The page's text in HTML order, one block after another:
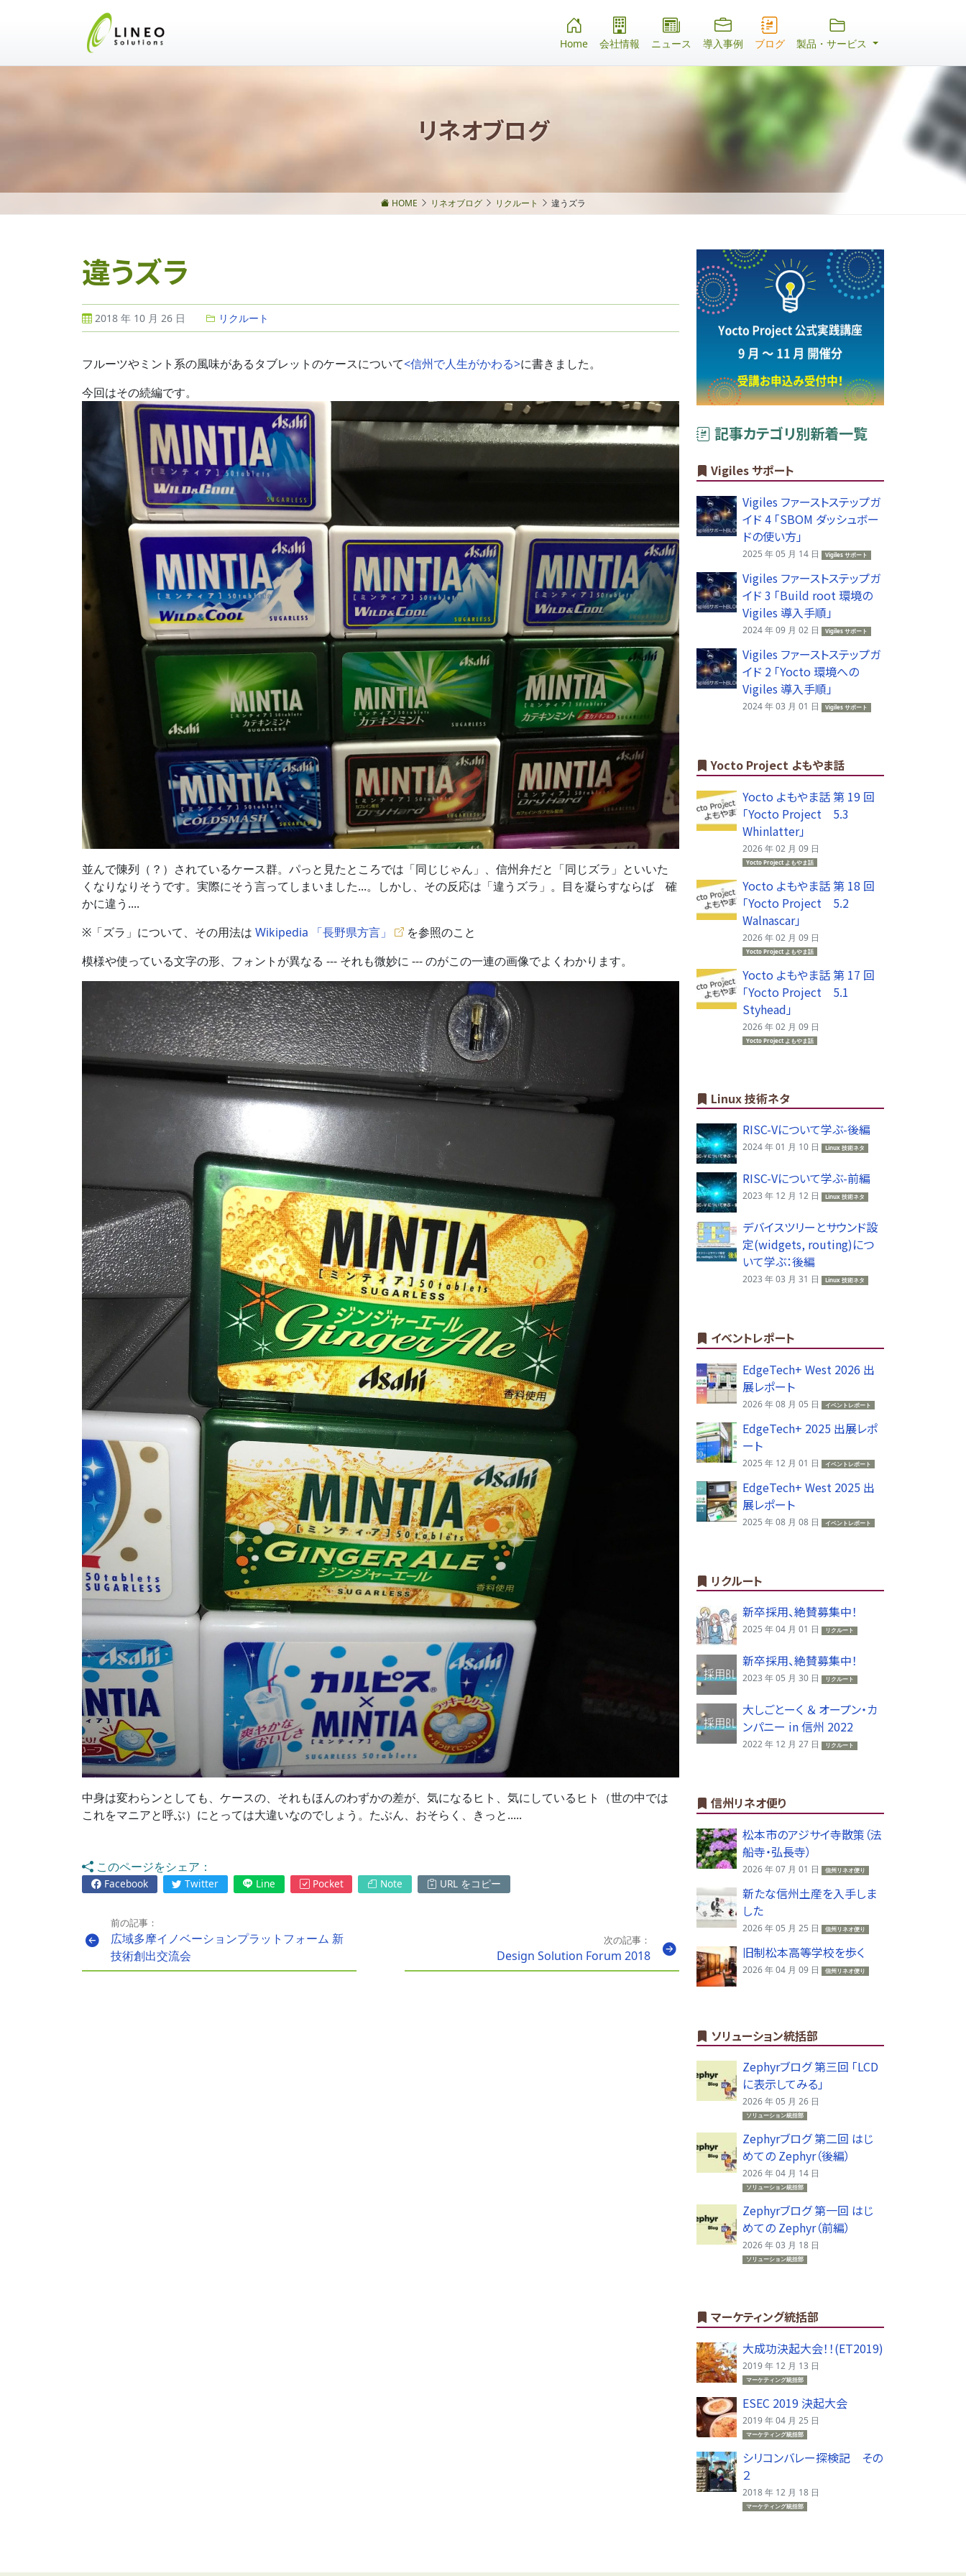
Home 会社情報 ニュース 導入事例 ブログ 製品・サービス
リネオブログ
HOME リネオブログ リクルート 違うズラ
違うズラ
2018 年 10 月 26 日 リクルート
フルーツやミント系の風味があるタブレットのケースについて<信州で人生がかわる>に書きました。
今回はその続編です。
並んで陳列（？）されているケース群。パっと見たところでは「同じじゃん」、信州弁だと「同じズラ」といいた
くなりなりそうです。実際にそう言ってしまいました...。しかし、その反応は「違うズラ」。目を凝らすならば 確
かに違う....
※「ズラ」について、その用法は Wikipedia 「長野県方言」
を参照のこと
模様や使っている文字の形、フォントが異なる --- それも微妙に --- のがこの一連の画像でよくわかります。
中身は変わらンとしても、ケースの、それもほんのわずかの差が、気になるヒト、気にしているヒト（世の中では
これをマニアと呼ぶ）にとっては大違いなのでしょう。たぶん、おそらく、きっと.....
このページをシェア：
Facebook Twitter Line Pocket Note URL をコピー
前の記事：
広域多摩イノベーションプラットフォーム 新
技術創出交流会
次の記事：
Design Solution Forum 2018
記事カテゴリ別新着一覧
Vigiles サポート
Vigiles ファーストステップガ
イド 4 「SBOM ダッシュボー
ドの使い方」
2025 年 05 月 14 日 Vigiles サポート
Vigiles ファーストステップガ
イド 3 「Build root 環境の
Vigiles 導入手順」
2024 年 09 月 02 日 Vigiles サポート
Vigiles ファーストステップガ
イド 2 「Yocto 環境への
Vigiles 導入手順」
2024 年 03 月 01 日 Vigiles サポート
Yocto Project よもやま話
Yocto よもやま話 第 19 回
「Yocto Project 5.3
Whinlatter」
2026 年 02 月 09 日
Yocto Project よもやま話
Yocto よもやま話 第 18 回
「Yocto Project 5.2
Walnascar」
2026 年 02 月 09 日
Yocto Project よもやま話
Yocto よもやま話 第 17 回
「Yocto Project 5.1
Styhead」
2026 年 02 月 09 日
Yocto Project よもやま話
Linux 技術ネタ
RISC-Vについて学ぶ-後編
2024 年 01 月 10 日 Linux 技術ネタ
RISC-Vについて学ぶ-前編
2023 年 12 月 12 日 Linux 技術ネタ
デバイスツリーとサウンド設
定(widgets, routing)につ
いて学ぶ：後編
2023 年 03 月 31 日 Linux 技術ネタ
イベントレポート
EdgeTech+ West 2026 出
展レポート
2026 年 08 月 05 日 イベントレポート
EdgeTech+ 2025 出展レポ
ート
2025 年 12 月 01 日 イベントレポート
EdgeTech+ West 2025 出
展レポート
2025 年 08 月 08 日 イベントレポート
リクルート
新卒採用、絶賛募集中！
2025 年 04 月 01 日 リクルート
新卒採用、絶賛募集中！
2023 年 05 月 30 日 リクルート
大しごとーく ＆ オープン・カ
ンパニー in 信州 2022
2022 年 12 月 27 日 リクルート
信州リネオ便り
松本市のアジサイ寺散策（法
船寺・弘長寺）
2026 年 07 月 01 日 信州リネオ便り
新たな信州土産を入手しま
した
2026 年 05 月 25 日 信州リネオ便り
旧制松本高等学校を歩く
2026 年 04 月 09 日 信州リネオ便り
ソリューション統括部
Zephyrブログ 第三回 「LCD
に表示してみる」
2026 年 05 月 26 日
ソリューション統括部
Zephyrブログ 第二回 はじ
めての Zephyr（後編）
2026 年 04 月 14 日
ソリューション統括部
Zephyrブログ 第一回 はじ
めての Zephyr（前編）
2026 年 03 月 18 日
ソリューション統括部
マーケティング統括部
大成功決起大会！！(ET2019)
2019 年 12 月 13 日
マーケティング統括部
ESEC 2019 決起大会
2019 年 04 月 25 日
マーケティング統括部
シリコンバレー探検記 その
２
2018 年 12 月 18 日
マーケティング統括部